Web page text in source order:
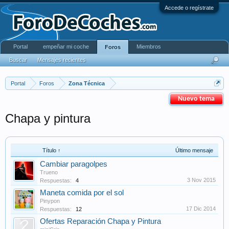
Accede o regístrate
Nuevo tema
Portal Foros Zona Técnica
Chapa y pintura
Título ↑ Último mensaje
Cambiar paragolpes
Trueno
Respuestas:
4 3 Nov 2015
Maneta comida por el sol
Pinypon
Respuestas:
12 17 Dic 2014
Ofertas Reparación Chapa y Pintura
Portal empeñar mi coche Foros
Buscar Mensajes recientes
Miembros